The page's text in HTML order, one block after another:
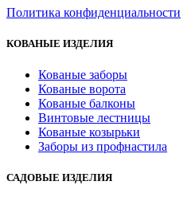
Политика конфиденциальности
КОВАНЫЕ ИЗДЕЛИЯ
Кованые заборы
Кованые ворота
Кованые балконы
Винтовые лестницы
Кованые козырьки
Заборы из профнастила
САДОВЫЕ ИЗДЕЛИЯ